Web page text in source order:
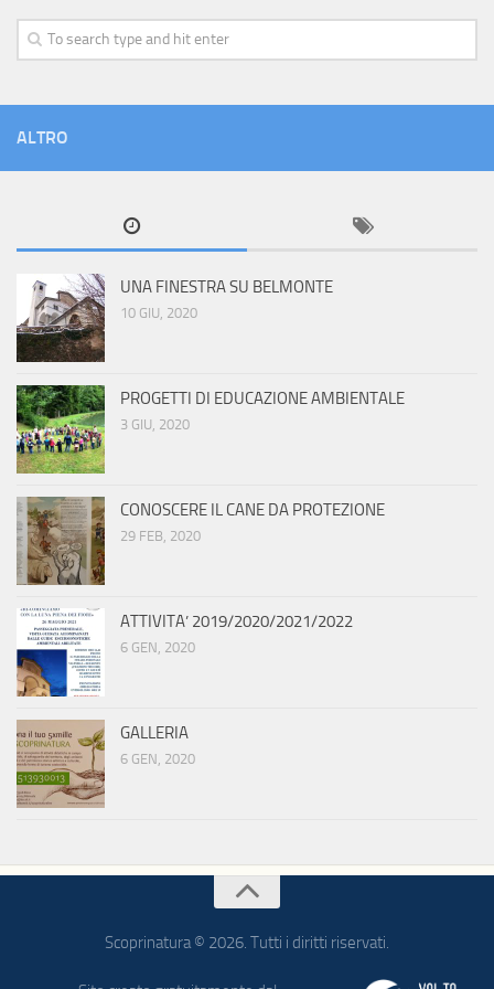
ALTRO
UNA FINESTRA SU BELMONTE
10 GIU, 2020
PROGETTI DI EDUCAZIONE AMBIENTALE
3 GIU, 2020
CONOSCERE IL CANE DA PROTEZIONE
29 FEB, 2020
ATTIVITA’ 2019/2020/2021/2022
6 GEN, 2020
GALLERIA
6 GEN, 2020
Scoprinatura © 2026. Tutti i diritti riservati.